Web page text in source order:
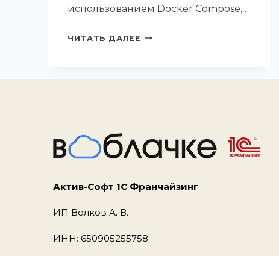
использованием Docker Compose,…
ЧИТАТЬ ДАЛЕЕ УСТАНОВКА
ИСПОЛЬЗОВАНИЕМ
WINDOWS
Актив-Софт 1С Франчайзинг
ИП Волков А. В.
ИНН: 650905255758